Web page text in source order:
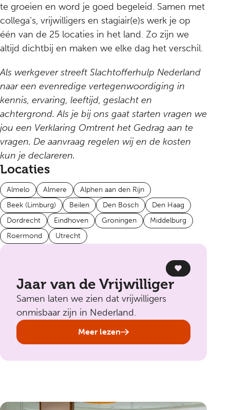
te groeien en word je goed begeleid. Samen met
collega’s, vrijwilligers en stagiair(e)s werk je op
één van de 25 locaties in het land. Zo zijn we
altijd dichtbij en maken we elke dag het verschil.
Als werkgever streeft Slachtofferhulp Nederland
naar een evenredige vertegenwoordiging in
kennis, ervaring, leeftijd, geslacht en
achtergrond. Als je bij ons gaat starten vragen we
jou een Verklaring Omtrent het Gedrag aan te
vragen. De aanvraag regelen wij en de kosten
kun je declareren.
Locaties
Almelo Almere
Alphen aan den Rijn
Beek (Limburg)
Beilen Den Bosch
Den Haag
Dordrecht
Eindhoven Groningen
Middelburg
Roermond
Utrecht
Jaar van de Vrijwilliger
Samen laten we zien dat vrijwilligers
onmisbaar zijn in Nederland.
Meer lezen